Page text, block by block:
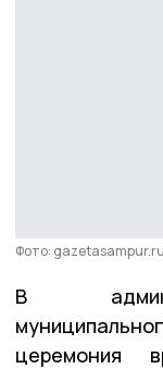
Фото: gazetasampur.ru
В
церемония